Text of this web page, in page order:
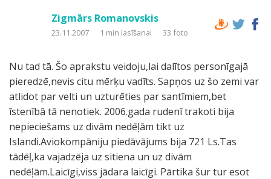
Zigmārs Romanovskis
23.11.2007 1 min lasīšanai 33 foto
Nu tad tā. Šo aprakstu veidoju,lai dalītos personīgajā
pieredzē,nevis citu mērķu vadīts. Sapņos uz šo zemi var
atlidot par velti un uzturēties par santīmiem,bet
īstenībā tā nenotiek. 2006.gada rudenī trakoti bija
nepieciešams uz divām nedēļām tikt uz
Islandi.Aviokompāniju piedāvājums bija 721 Ls.Tas
tādēļ,ka vajadzēja uz sitiena un uz divām
nedēļām.Laicīgi,viss jādara laicīgi. Pārtika šur tur esot